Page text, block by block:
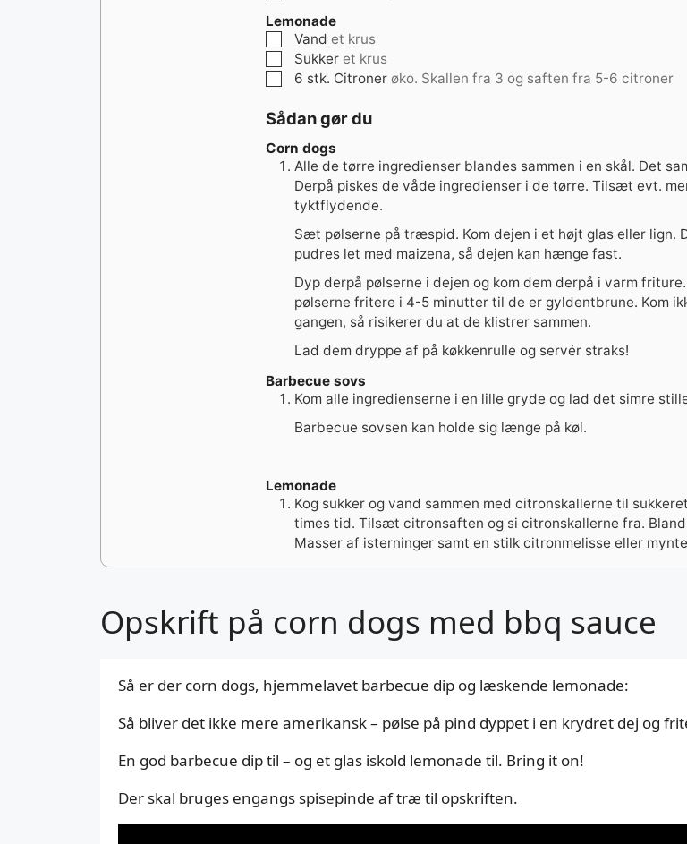
Opskrift på corn dogs med bbq sauce
Så er der corn dogs, hjemmelavet barbecue dip og læskende lemonade:
Så bliver det ikke mere amerikansk – pølse på pind dyppet i en krydret dej og
En god barbecue dip til – og et glas iskold lemonade til. Bring it on!
Der skal bruges engangs spisepinde af træ til opskriften.
Lemonade
▢
Vand et krus
▢
Sukker et krus
▢
6 stk. Citroner øko. Skallen fra 3 og saften fra 5-6 citroner
Sådan gør du
Corn dogs
Alle de tørre ingredienser blandes sammen i en skål. Det
Derpå piskes de våde ingredienser i de tørre. Tilsæt evt.
tyktflydende.
Sæt pølserne på træspid. Kom dejen i et højt glas eller lign.
pudres let med maizena, så dejen kan hænge fast.
Dyp derpå pølserne i dejen og kom dem derpå i varm
pølserne fritere i 4-5 minutter til de er gyldentbrune. Kom
gangen, så risikerer du at de klistrer sammen.
Lad dem dryppe af på køkkenrulle og servér straks!
Barbecue sovs
Kom alle ingredienserne i en lille gryde og lad det simre
Barbecue sovsen kan holde sig længe på køl.
Lemonade
Kog sukker og vand sammen med citronskallerne til
times tid. Tilsæt citronsaften og si citronskallerne fra.
Masser af isterninger samt en stilk citronmelisse eller